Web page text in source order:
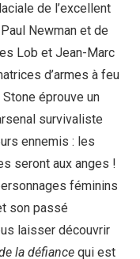
de l’excellent
Newman et de
Lob et Jean-Marc
d’armes à feu
éprouve un
survivaliste
ennemis : les
seront aux anges !
féminins
son passé
laisser découvrir
la défiance qui est